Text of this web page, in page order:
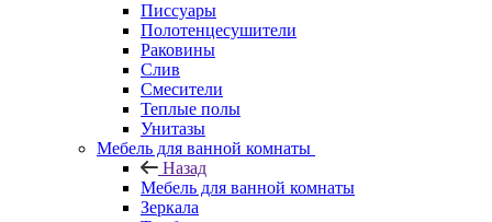
Писсуары
Полотенцесушители
Раковины
Слив
Смесители
Теплые полы
Унитазы
Мебель для ванной комнаты
Назад
Мебель для ванной комнаты
Зеркала